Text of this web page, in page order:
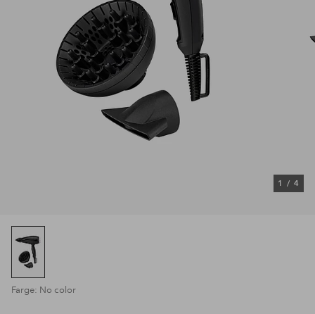
1 / 4
Farge: No color